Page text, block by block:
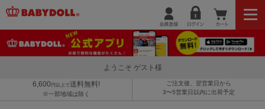
ようこそ ゲスト様
6,600 円以上で送料無料!
※一部地域は除く
ご注文後、翌営業日から
3〜5営業日以内に出荷予定